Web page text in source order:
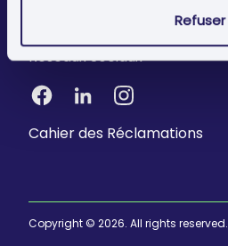
Refuser
Réseaux Sociaux
Cahier des Réclamations
Copyright © 2026. All rights reserved.